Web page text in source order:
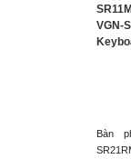
Bàn